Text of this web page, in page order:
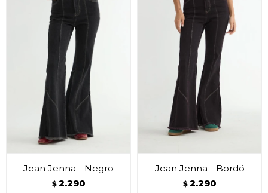
Jean Jenna - Negro
$ 2.290
Jean Jenna - Bordó
$ 2.290